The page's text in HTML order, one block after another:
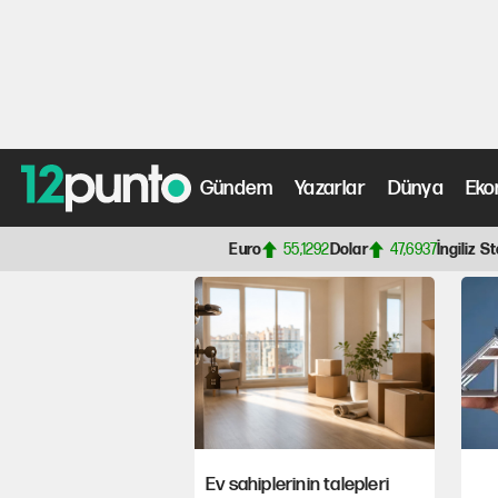
Gündem Yazarlar Dünya
Euro 55,1292Dolar 47,6937İngiliz
Anasayfa> kira Haberleri, Son Dakika Gelişmeleri,
Düğünlerde tercih
Ev sahiplerinin talepleri